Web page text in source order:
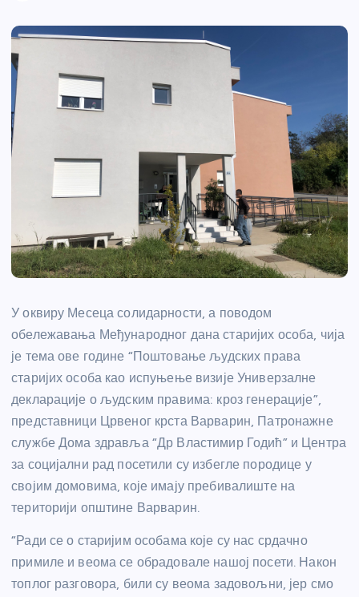
У оквиру Месеца солидарности, а поводом
обележавања Међународног дана старијих особа, чија
је тема ове године “Поштовање људских права
старијих особа као испуњење визије Универзалне
декларације о људским правима: кроз генерације”,
представници Црвеног крста Варварин, Патронажне
службе Дома здравља “Др Властимир Годић” и Центра
за социјални рад посетили су избегле породице у
својим домовима, које имају пребивалиште на
територији општине Варварин.
“Ради се о старијим особама које су нас срдачно
примиле и веома се обрадовале нашој посети. Након
топлог разговора, били су веома задовољни, јер смо